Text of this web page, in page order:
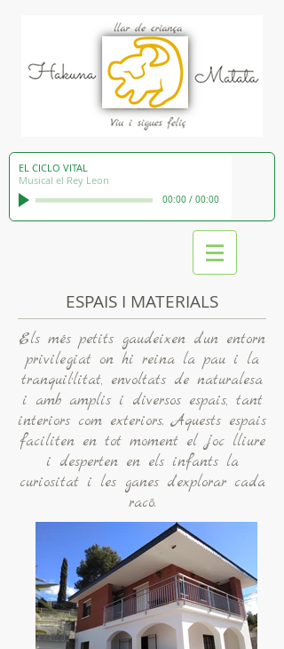
EL CICLO VITAL
Musical el Rey Leon
00:00 / 00:00
ESPAIS I MATERIALS
Els més petits gaudeixen d’un entorn
privilegiat on hi reina la pau i la
tranquil·litat, envoltats de naturalesa
i amb amplis i diversos espais, tant
interiors com exteriors. Aquests espais
faciliten en tot moment el joc lliure
i desperten en els infants la
curiositat i les ganes d’explorar cada
racó.